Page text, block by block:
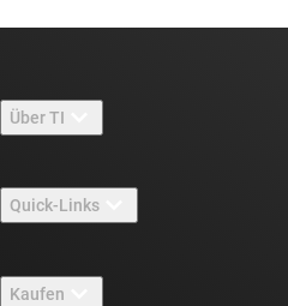
Über TI
Stellenangebote
Newsroom
Quick-Links
Kaufen